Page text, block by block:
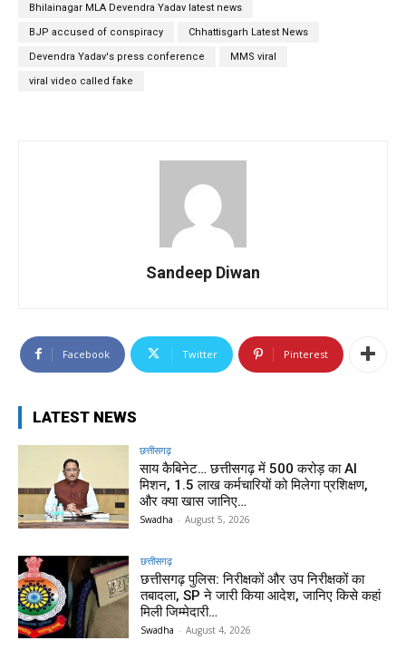
Bhilainagar MLA Devendra Yadav latest news
BJP accused of conspiracy Chhattisgarh Latest News
Devendra Yadav's press conference MMS viral
viral video called fake
Sandeep Diwan
Facebook Twitter Pinterest
LATEST NEWS
छत्तीसगढ़
साय कैबिनेट… छत्तीसगढ़ में 500 करोड़ का AI
मिशन, 1.5 लाख कर्मचारियों को मिलेगा प्रशिक्षण,
और क्या खास जानिए…
Swadha - August 5, 2026
छत्तीसगढ़
छत्तीसगढ़ पुलिस: निरीक्षकों और उप निरीक्षकों का
तबादला, SP ने जारी किया आदेश, जानिए किसे कहां
मिली जिम्मेदारी…
Swadha - August 4, 2026